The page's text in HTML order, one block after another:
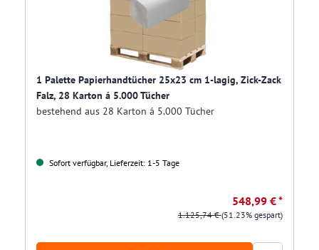
1 Palette Papierhandtücher 25x23 cm 1-lagig, Zick-Zack
Falz, 28 Karton á 5.000 Tücher
bestehend aus 28 Karton á 5.000 Tücher
Sofort verfügbar, Lieferzeit: 1-5 Tage
548,99 € *
1.125,74 €(51.23% gespart)